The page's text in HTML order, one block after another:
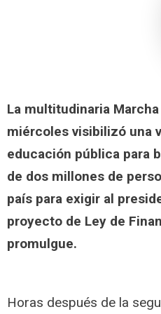
La multitudinaria
miércoles visibilizó una
educación pública para
de dos millones de
país para exigir al
proyecto de Ley de
promulgue.
Horas después de la